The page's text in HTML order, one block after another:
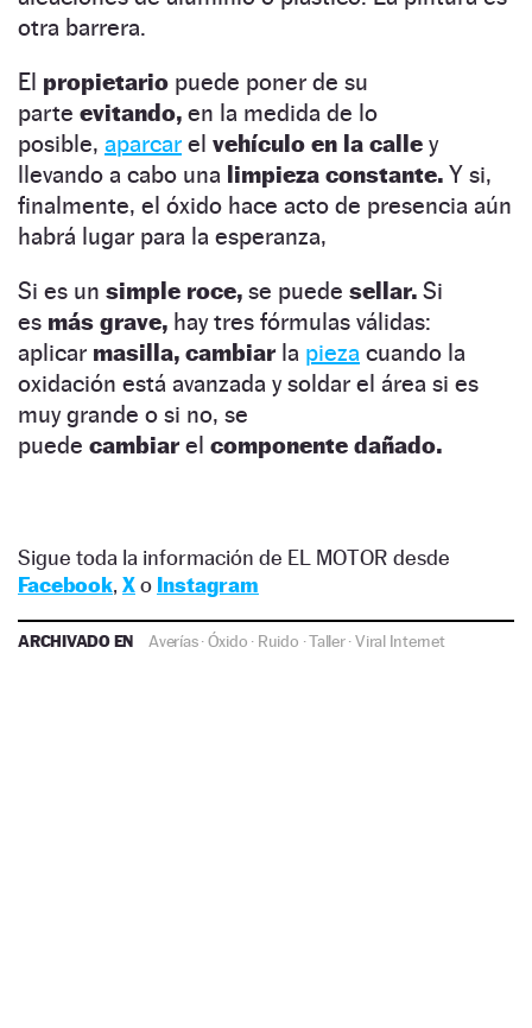
otra barrera.
El propietario puede poner de su
parte evitando, en la medida de lo
posible, aparcar el vehículo en la calle y
llevando a cabo una limpieza constante. Y si,
finalmente, el óxido hace acto de presencia aún
habrá lugar para la esperanza,
Si es un simple roce, se puede sellar. Si
es más grave, hay tres fórmulas válidas:
aplicar masilla, cambiar la pieza cuando la
oxidación está avanzada y soldar el área si es
muy grande o si no, se
puede cambiarel componente dañado.
Sigue toda la información de EL MOTOR desde
Facebook, Xo Instagram
ARCHIVADO EN Averías·Óxido · Ruido ·Taller·Viral Internet